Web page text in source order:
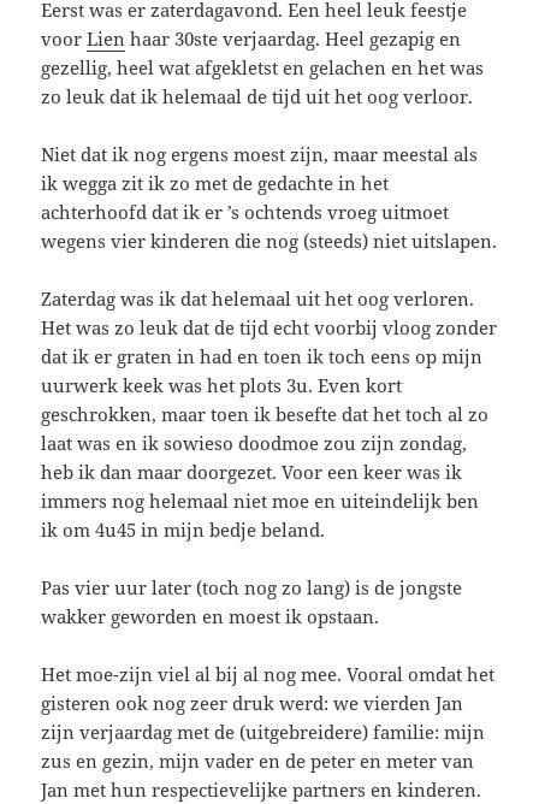
Eerst was er zaterdagavond. Een heel leuk feestje
voorLien haar 30ste verjaardag. Heel gezapig en
gezellig, heel wat afgekletst en gelachen en het was
zo leuk dat ik helemaal de tijd uit het oog verloor.
Niet dat ik nog ergens moest zijn, maar meestal als
ik wegga zit ik zo met de gedachte in het
achterhoofd dat ik er ’s ochtends vroeg uitmoet
wegens vier kinderen die nog (steeds) niet uitslapen.
Zaterdag was ik dat helemaal uit het oog verloren.
Het was zo leuk dat de tijd echt voorbij vloog zonder
dat ik er graten in had en toen ik toch eens op mijn
uurwerk keek was het plots 3u. Even kort
geschrokken, maar toen ik besefte dat het toch al zo
laat was en ik sowieso doodmoe zou zijn zondag,
heb ik dan maar doorgezet. Voor een keer was ik
immers nog helemaal niet moe en uiteindelijk ben
ik om 4u45 in mijn bedje beland.
Pas vier uur later (toch nog zo lang) is de jongste
wakker geworden en moest ik opstaan.
Het moe-zijn viel al bij al nog mee. Vooral omdat het
gisteren ook nog zeer druk werd: we vierden Jan
zijn verjaardag met de (uitgebreidere) familie: mijn
zus en gezin, mijn vader en de peter en meter van
Jan met hun respectievelijke partners en kinderen.